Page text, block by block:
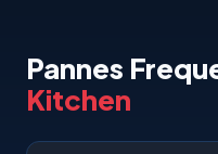
Pannes
Kitchen